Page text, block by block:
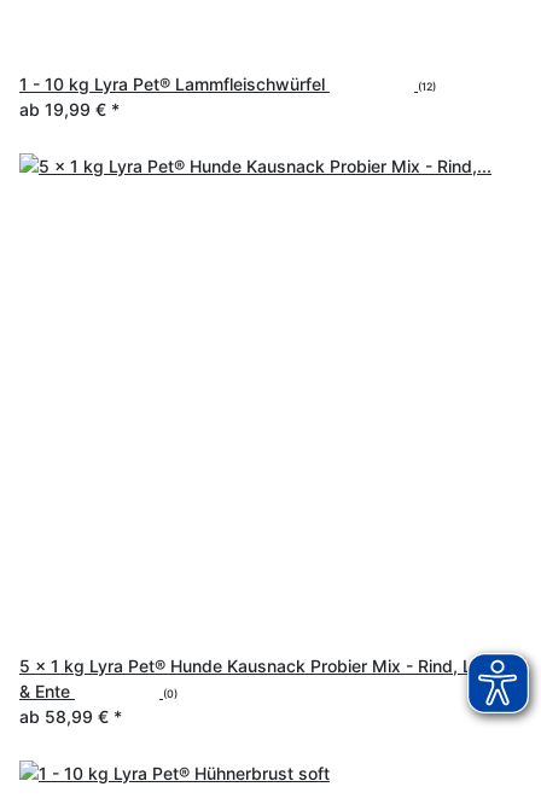
1 - 10 kg Lyra Pet® Lammfleischwürfel (12)
ab 19,99 € *
5 x 1 kg Lyra Pet® Hunde Kausnack Probier Mix - Rind, Lamm
& Ente
(0)
ab 58,99 € *